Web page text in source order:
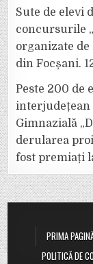
Sute de elevi
concursurile
organizate de
din Focșani.
Peste 200 de
interjudețean
Gimnazială
derularea
fost premiați
PRIMA
POLITICĂ DE